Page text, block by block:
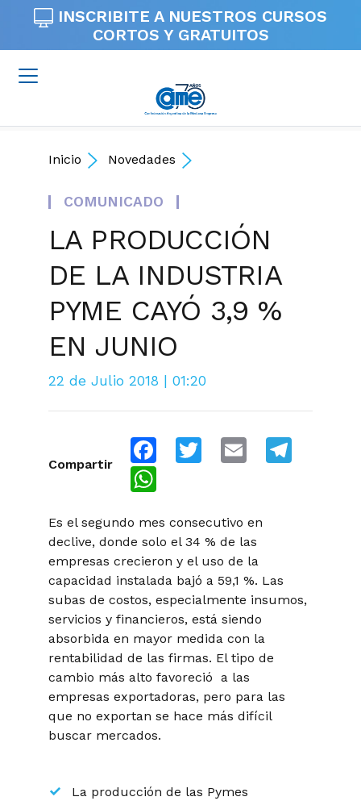
INSCRIBITE A NUESTROS CURSOS
CORTOS Y GRATUITOS
Inicio Novedades
COMUNICADO
LA PRODUCCIÓN
DE LA INDUSTRIA
PYME CAYÓ 3,9 %
EN JUNIO
22 de Julio 2018 | 01:20
Compartir
FacebookTwitter Email
Es el segundo mes consecutivo en
declive, donde solo el 34 % de las
empresas crecieron y el uso de la
capacidad instalada bajó a 59,1 %. Las
subas de costos, especialmente insumos,
servicios y financieros, está siendo
absorbida en mayor medida con la
rentabilidad de las firmas. El tipo de
cambio más alto favoreció a las
empresas exportadoras, pero para las
que no exportan se hace más difícil
buscar mercados.
La producción de las Pymes